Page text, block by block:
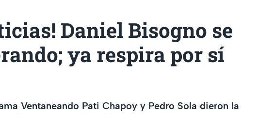
Daniel Bisogno se
ya respira por sí
Ventaneando Pati Chapoy y Pedro Sola dieron la